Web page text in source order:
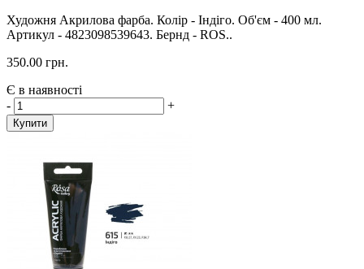
Художня Акрилова фарба. Колір - Індіго. Об'єм - 400 мл.
Артикул - 4823098539643. Бернд - ROS..
350.00 грн.
Є в наявності
-
+
Купити